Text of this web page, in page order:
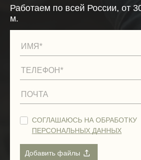
Работаем по всей России, от
м.
СОГЛАШАЮСЬ НА ОБРАБОТКУ
ПЕРСОНАЛЬНЫХ ДАННЫХ